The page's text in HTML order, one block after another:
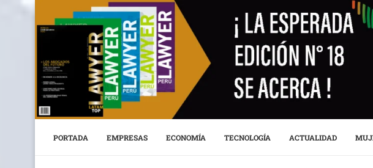
PORTADA EMPRESAS ECONOMÍA TECNOLOGÍA ACTUALIDAD